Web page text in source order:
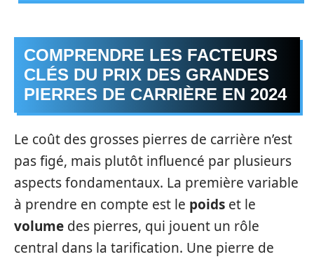
COMPRENDRE LES FACTEURS
CLÉS DU PRIX DES GRANDES
PIERRES DE CARRIÈRE EN 2024
Le coût des grosses pierres de carrière n’est
pas figé, mais plutôt influencé par plusieurs
aspects fondamentaux. La première variable
à prendre en compte est le poids et le
volume des pierres, qui jouent un rôle
central dans la tarification. Une pierre de